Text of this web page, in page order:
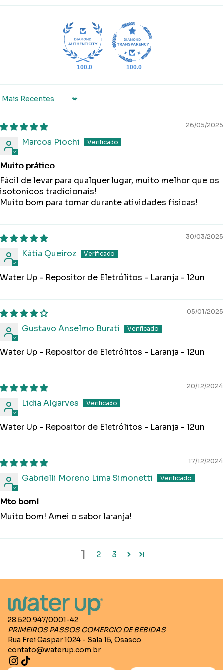
100.0 100.0
Sort by
26/05/2025
Marcos Piochi
Muito prático
Fácil de levar para qualquer lugar, muito melhor que os
isotonicos tradicionais!
Muito bom para tomar durante atividades físicas!
30/03/2025
Kátia Queiroz
Water Up - Repositor de Eletrólitos - Laranja - 12un
05/01/2025
Gustavo Anselmo Burati
Water Up - Repositor de Eletrólitos - Laranja - 12un
20/12/2024
Lidia Algarves
Water Up - Repositor de Eletrólitos - Laranja - 12un
17/12/2024
Gabrielli Moreno Lima Simonetti
Mto bom!
Muito bom! Amei o sabor laranja!
1 2 3
28.520.947/0001-42
PRIMEIROS PASSOS COMERCIO DE BEBIDAS
Rua Frei Gaspar 1024 - Sala 15, Osasco
contato@waterup.com.br